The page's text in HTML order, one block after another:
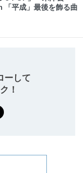
「平成」最後を飾る曲
ーして
！